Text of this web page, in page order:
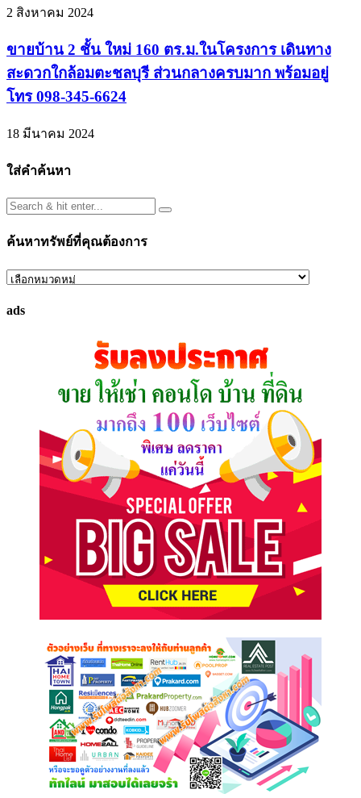
2 สิงหาคม 2024
ขายบ้าน 2 ชั้น ใหม่ 160 ตร.ม.ในโครงการ เดินทาง
สะดวกใกล้อมตะชลบุรี ส่วนกลางครบมาก พร้อมอยู่
โทร 098-345-6624
18 มีนาคม 2024
ใส่คำค้นหา
ค้นหาทรัพย์ที่คุณต้องการ
ค้นหา
ที่
ads